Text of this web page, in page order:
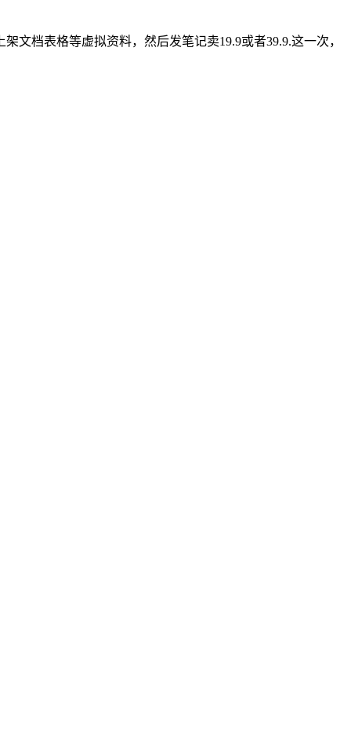
文档表格等虚拟资料，然后发笔记卖19.9或者39.9.这一次，